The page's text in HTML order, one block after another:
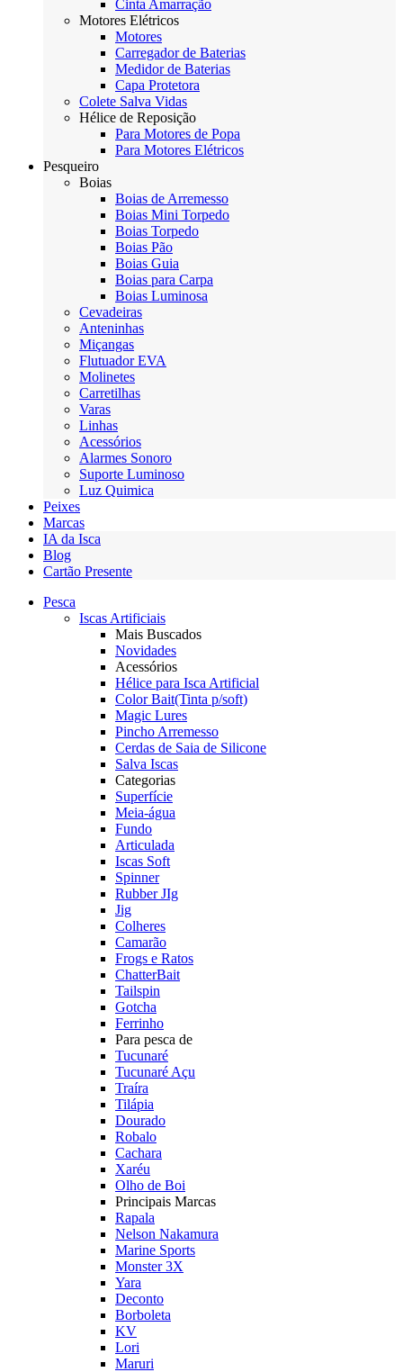
Cinta Amarração
Motores Elétricos
Motores
Carregador de Baterias
Medidor de Baterias
Capa Protetora
Colete Salva Vidas
Hélice de Reposição
Para Motores de Popa
Para Motores Elétricos
Pesqueiro
Boias
Boias de Arremesso
Boias Mini Torpedo
Boias Torpedo
Boias Pão
Boias Guia
Boias para Carpa
Boias Luminosa
Cevadeiras
Anteninhas
Miçangas
Flutuador EVA
Molinetes
Carretilhas
Varas
Linhas
Acessórios
Alarmes Sonoro
Suporte Luminoso
Luz Quimica
Peixes
Marcas
IA da Isca
Blog
Cartão Presente
Pesca
Iscas Artificiais
Mais Buscados
Novidades
Acessórios
Hélice para Isca Artificial
Color Bait(Tinta p/soft)
Magic Lures
Pincho Arremesso
Cerdas de Saia de Silicone
Salva Iscas
Categorias
Superfície
Meia-água
Fundo
Articulada
Iscas Soft
Spinner
Rubber JIg
Jig
Colheres
Camarão
Frogs e Ratos
ChatterBait
Tailspin
Gotcha
Ferrinho
Para pesca de
Tucunaré
Tucunaré Açu
Traíra
Tilápia
Dourado
Robalo
Cachara
Xaréu
Olho de Boi
Principais Marcas
Rapala
Nelson Nakamura
Marine Sports
Monster 3X
Yara
Deconto
Borboleta
KV
Lori
Maruri